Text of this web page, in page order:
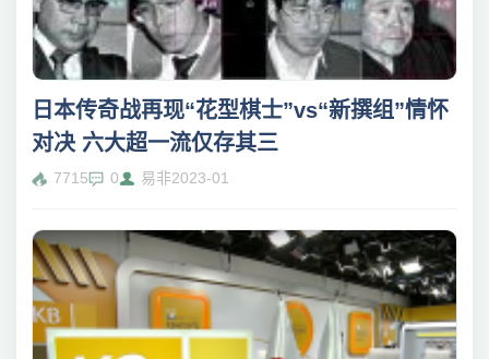
日本传奇战再现“花型棋士”vs“新撰组”情怀
对决 六大超一流仅存其三
7715 0 易非2023-01